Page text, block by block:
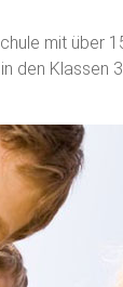
mit über
den Klassen